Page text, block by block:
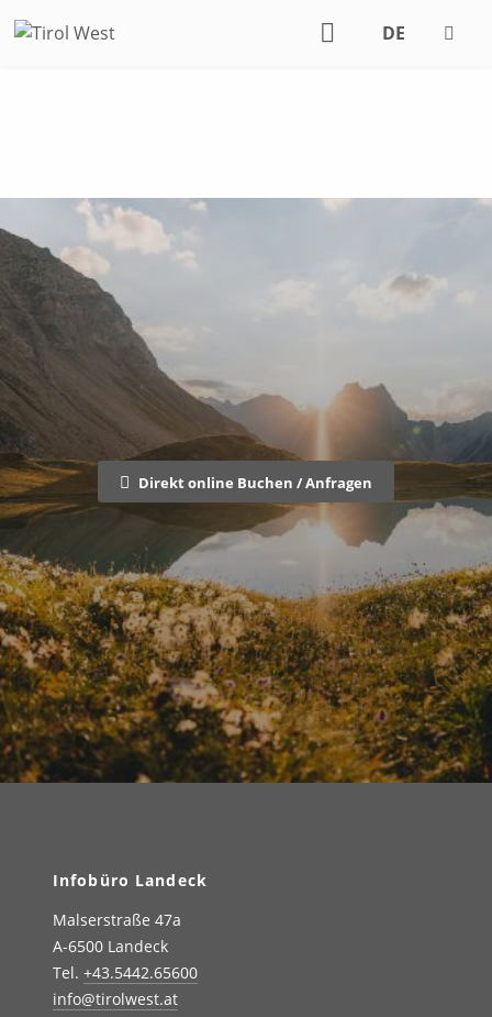
DE
Direkt online Buchen / Anfragen
Infobüro Landeck
Malserstraße 47a
A-6500 Landeck
Tel. +43.5442.65600
info@tirolwest.at